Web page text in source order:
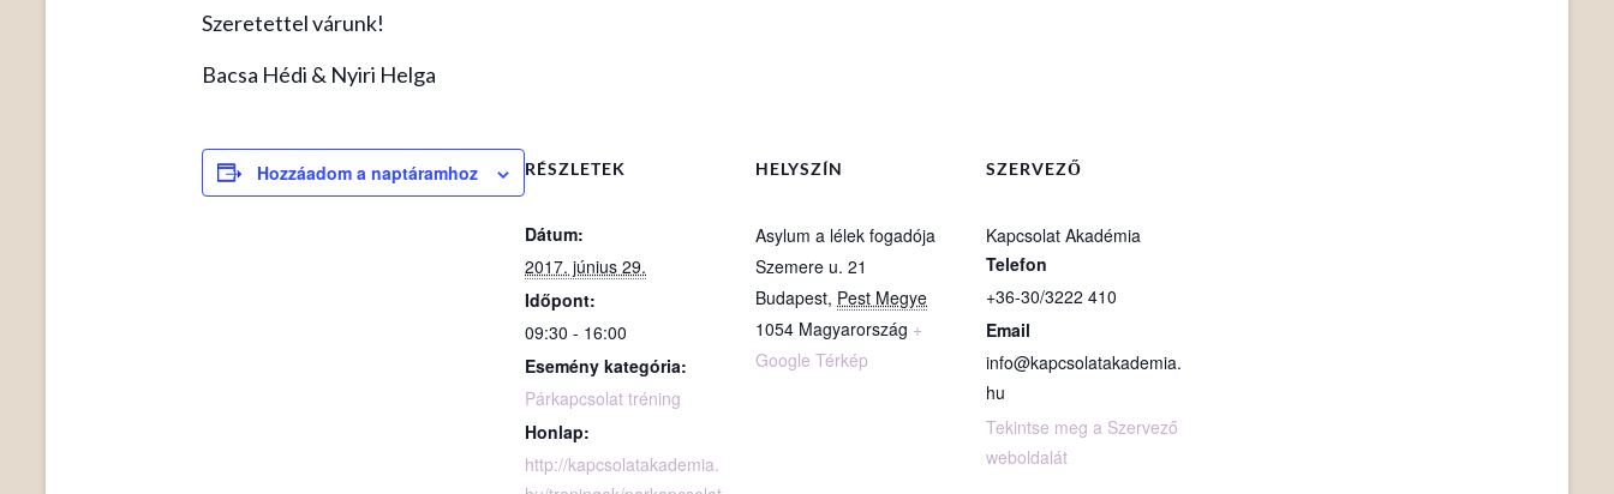
Szeretettel várunk!
Bacsa Hédi & Nyiri Helga
Hozzáadom a naptáramhoz RÉSZLETEK
Dátum:
2017. június 29.
Időpont:
09:30 - 16:00
Esemény kategória:
Párkapcsolat tréning
Honlap:
http://kapcsolatakademia.
HELYSZÍN
Asylum a lélek fogadója
Szemere u. 21
Budapest, Pest Megye
1054 Magyarország +
Google Térkép
SZERVEZŐ
Kapcsolat Akadémia
Telefon
+36-30/3222 410
Email
info@kapcsolatakademia.
hu
Tekintse meg a Szervező
weboldalát